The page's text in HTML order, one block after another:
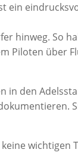
ein
hinweg. So
Piloten über
in den
wichtigen